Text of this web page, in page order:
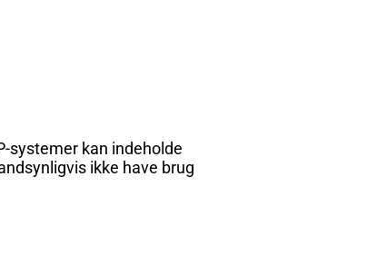
systemer kan indeholde
ikke have brug